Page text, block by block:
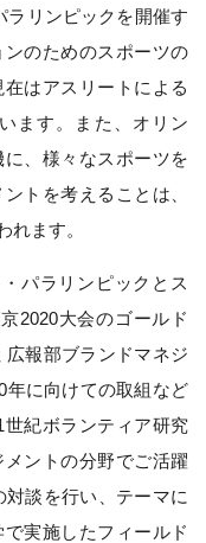
ラリンピックを開催す
のためのスポーツの
はアスリートによる
ます。また、オリン
、様々なスポーツを
トを考えることは、
れます。
パラリンピックとス
2020大会のゴールド
報部ブランドマネジ
年に向けての取組など
紀ボランティア研究
ントの分野でご活躍
談を行い、テーマに
実施したフィールド